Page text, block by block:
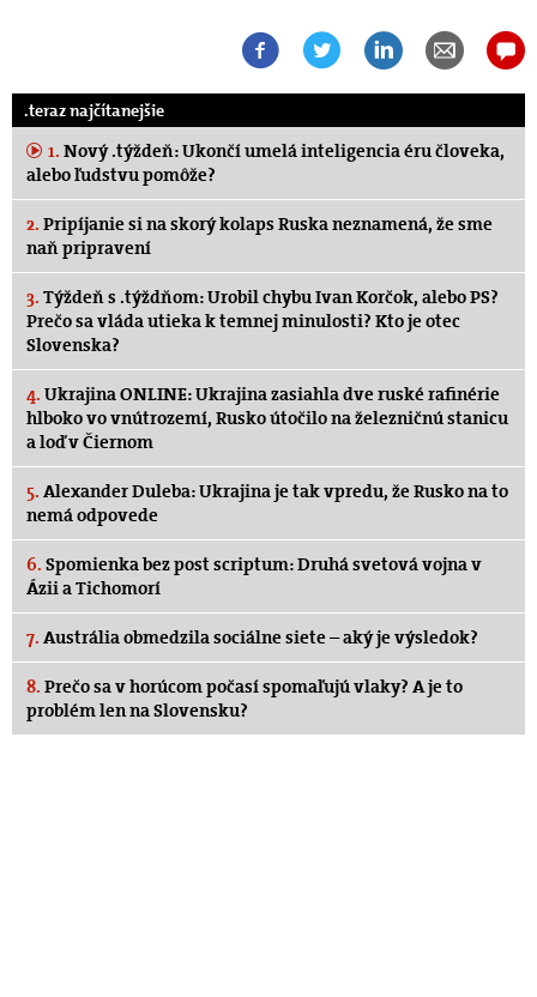
.teraz najčítanejšie
1. Nový .týždeň: Ukončí umelá inteligencia éru človeka,
alebo ľudstvu pomôže?
2. Pripíjanie si na skorý kolaps Ruska neznamená, že sme
naň pripravení
3. Týždeň s .týždňom: Urobil chybu Ivan Korčok, alebo PS?
Prečo sa vláda utieka k temnej minulosti? Kto je otec
Slovenska?
4. Ukrajina ONLINE: Ukrajina zasiahla dve ruské rafinérie
hlboko vo vnútrozemí, Rusko útočilo na železničnú stanicu
a loď v Čiernom
5. Alexander Duleba: Ukrajina je tak vpredu, že Rusko na to
nemá odpovede
6. Spomienka bez post scriptum: Druhá svetová vojna v
Ázii a Tichomorí
7. Austrália obmedzila sociálne siete – aký je výsledok?
8. Prečo sa v horúcom počasí spomaľujú vlaky? A je to
problém len na Slovensku?